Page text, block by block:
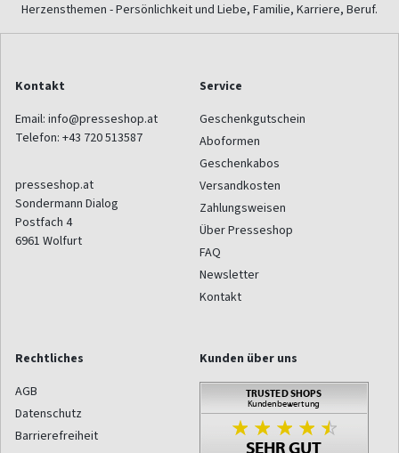
Herzensthemen - Persönlichkeit und Liebe, Familie, Karriere, Beruf.
Kontakt
Email: info@presseshop.at
Telefon: +43 720 513587
presseshop.at
Sondermann Dialog
Postfach 4
6961 Wolfurt
Service
Geschenkgutschein
Aboformen
Geschenkabos
Versandkosten
Zahlungsweisen
Über Presseshop
FAQ
Newsletter
Kontakt
Rechtliches
AGB
Datenschutz
Barrierefreiheit
Kunden über uns